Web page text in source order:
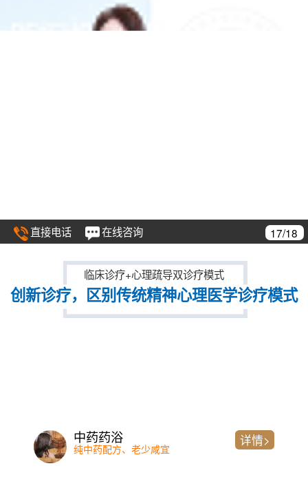
直接电话 在线咨询 17/18
临床诊疗+心理疏导双诊疗模式
创新诊疗，区别传统精神心理医学诊疗模式
中药药浴
纯中药配方、老少咸宜
详情>